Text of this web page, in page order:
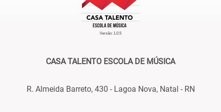
Versão: 1.0.5
CASA TALENTO ESCOLA DE MÚSICA
R. Almeida Barreto, 430 - Lagoa Nova, Natal - RN